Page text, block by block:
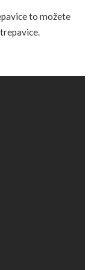
to možete